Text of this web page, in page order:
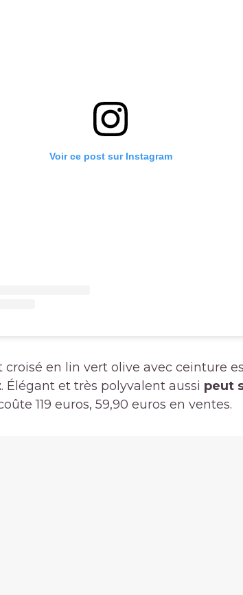
Voir ce post sur Instagram
croisé en lin vert olive avec ceinture
. Élégant et très polyvalent aussi peut
119 euros, 59,90 euros en ventes.